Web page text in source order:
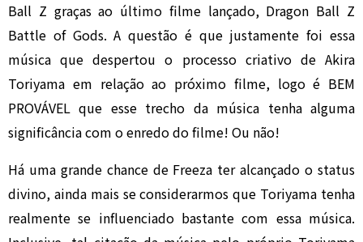
Ball Z graças ao último filme lançado, Dragon Ball Z
Battle of Gods. A questão é que justamente foi essa
música que despertou o processo criativo de Akira
Toriyama em relação ao próximo filme, logo é BEM
PROVÁVEL que esse trecho da música tenha alguma
significância com o enredo do filme! Ou não!
Há uma grande chance de Freeza ter alcançado o status
divino, ainda mais se considerarmos que Toriyama tenha
realmente se influenciado bastante com essa música.